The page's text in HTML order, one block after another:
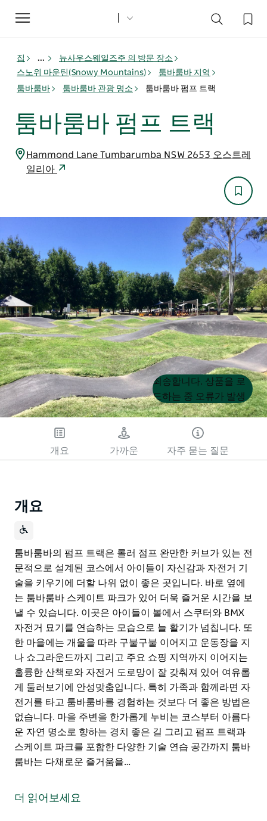
Toggle
navigation
집 ...
뉴사우스웨일즈주 의 방문 장소
스노위 마운틴(Snowy Mountains)
툼바룸바 지역
툼바룸바
툼바룸바 관광 명소 툼바룸바 펌프 트랙
툼바룸바 펌프 트랙
Hammond Lane Tumbarumba NSW 2653 오스트레
일리아
Product
List
Product
List
죄송합니다. 상품을 로
드하는 중 오류가 발생
했습니다. 나중에 다시
시도해 주세요.
개요 가까운 자주 묻는 질문
개요
툼바룸바의 펌프 트랙은 롤러 점프 완만한 커브가 있는 전
문적으로 설계된 코스에서 아이들이 자신감과 자전거 기
술을 키우기에 더할 나위 없이 좋은 곳입니다. 바로 옆에
는 툼바룸바 스케이트 파크가 있어 더욱 즐거운 시간을 보
낼 수 있습니다. 이곳은 아이들이 볼에서 스쿠터와 BMX
자전거 묘기를 연습하는 모습으로 늘 활기가 넘칩니다. 또
한 마을에는 개울을 따라 구불구불 이어지고 운동장을 지
나 쇼그라운드까지 그리고 주요 쇼핑 지역까지 이어지는
훌륭한 산책로와 자전거 도로망이 잘 갖춰져 있어 여유롭
게 둘러보기에 안성맞춤입니다. 특히 가족과 함께라면 자
전거를 타고 툼바룸바를 경험하는 것보다 더 좋은 방법은
없습니다. 마을 주변을 한가롭게 누비는 코스부터 아름다
운 자연 명소로 향하는 경치 좋은 길 그리고 펌프 트랙과
스케이트 파크를 포함한 다양한 기술 연습 공간까지 툼바
룸바는 다채로운 즐거움을…
문적으로 설계된 코스에서 아이들이 자신감과 자전거 기
더 읽어보세요